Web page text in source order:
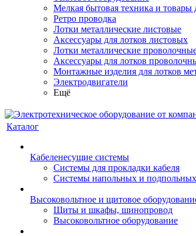
Мелкая бытовая техника и товары
Ретро проводка
Лотки металлические листовые
Аксессуары для лотков листовых
Лотки металлические
Аксессуары для лотков
Монтажные изделия для лотков
Электродвигатели
Ещё
Каталог
Кабеленесущие системы
Системы для прокладки кабеля
Системы напольных и
Высоковольтное и щитовое
Щиты и шкафы, шинопровод
Высоковольтное оборудование